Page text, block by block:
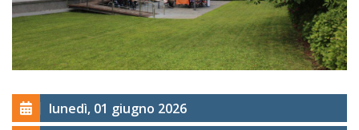
lunedì, 01 giugno 2026